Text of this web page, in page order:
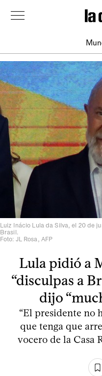
Luiz Inácio Lula da Silva, el 20 de
Brasil.
Foto: JL Rosa, AFP
Lula pidió a
“disculpas a
dijo
“El presidente no
que tenga que
vocero de la Casa